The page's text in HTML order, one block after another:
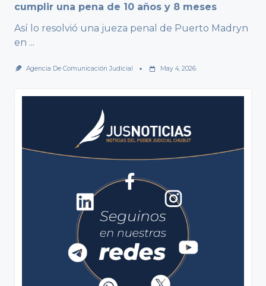
cumplir una pena de 10 años y 8 meses
Así lo resolvió una jueza penal de Puerto Madryn
en ...
Agencia De Comunicación Judicial May 4, 2026